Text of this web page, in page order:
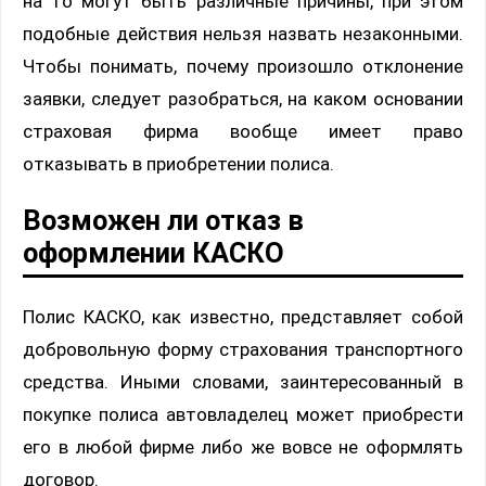
подобные действия нельзя назвать незаконными.
Чтобы понимать, почему произошло отклонение
заявки, следует разобраться, на каком основании
страховая фирма вообще имеет право
отказывать в приобретении полиса.
Возможен ли отказ в
оформлении КАСКО
Полис КАСКО, как известно, представляет собой
добровольную форму страхования транспортного
средства. Иными словами, заинтересованный в
покупке полиса автовладелец может приобрести
его в любой фирме либо же вовсе не оформлять
договор.